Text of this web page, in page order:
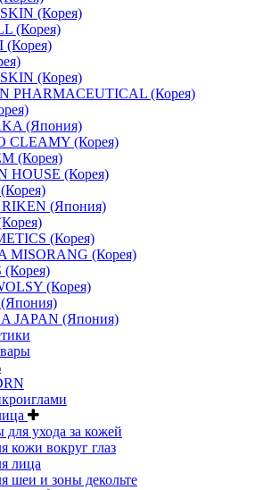
(Корея)
(Корея)
(Корея)
(Корея)
PHARMACEUTICAL (Корея)
(Япония)
CLEAMY (Корея)
(Корея)
HOUSE (Корея)
(Япония)
(Корея)
MISORANG (Корея)
(Корея)
(Корея)
JAPAN (Япония)
ухода за кожей
кожи вокруг глаз
лица
шеи и зоны декольте